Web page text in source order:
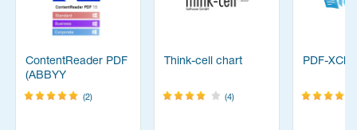
ContentReader PDF
(ABBYY
FineReader)
(2)
Think-cell chart
(4)
PDF-